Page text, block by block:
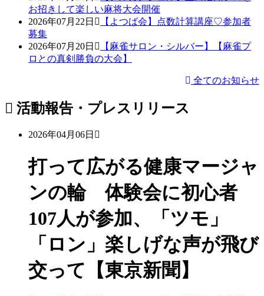
お招きして楽しい麻将大会開催
2026年07月22日
【よつば会】点数計算講座♡参加者
募集
2026年07月20日
【麻雀サロン・シルバー】【麻雀プ
ロとの真剣勝負の大会】
全てのお知らせ
活動報告・プレスリリース
2026年04月06日
打って広がる健康マージャ
ンの輪 体験会に初心者
107人が参加、「ツモ」
「ロン」楽しげな声が飛び
交って【東京新聞】